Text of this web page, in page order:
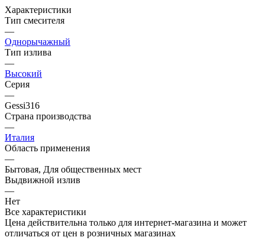
Характеристики
Тип смесителя
—
Однорычажный
Тип излива
—
Высокий
Серия
—
Gessi316
Страна производства
—
Италия
Область применения
—
Бытовая, Для общественных мест
Выдвижной излив
—
Нет
Все характеристики
Цена действительна только для интернет-магазина и может
отличаться от цен в розничных магазинах